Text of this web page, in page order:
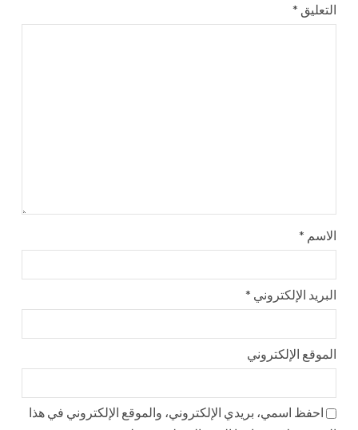
التعليق *
الاسم *
البريد الإلكتروني *
الموقع الإلكتروني
احفظ اسمي، بريدي الإلكتروني، والموقع الإلكتروني في هذا